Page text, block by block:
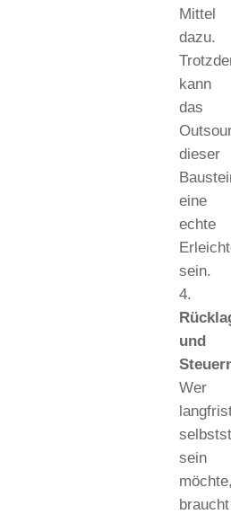
Mittel
dazu.
kann
das
dieser
eine
echte
sein.
und
Wer
sein
braucht